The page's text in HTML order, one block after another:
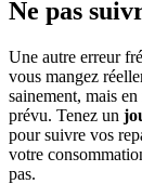
Ne pas
Une autre erreur
vous mangez
sainement, mais
prévu. Tenez un
pour suivre vos
votre
pas.